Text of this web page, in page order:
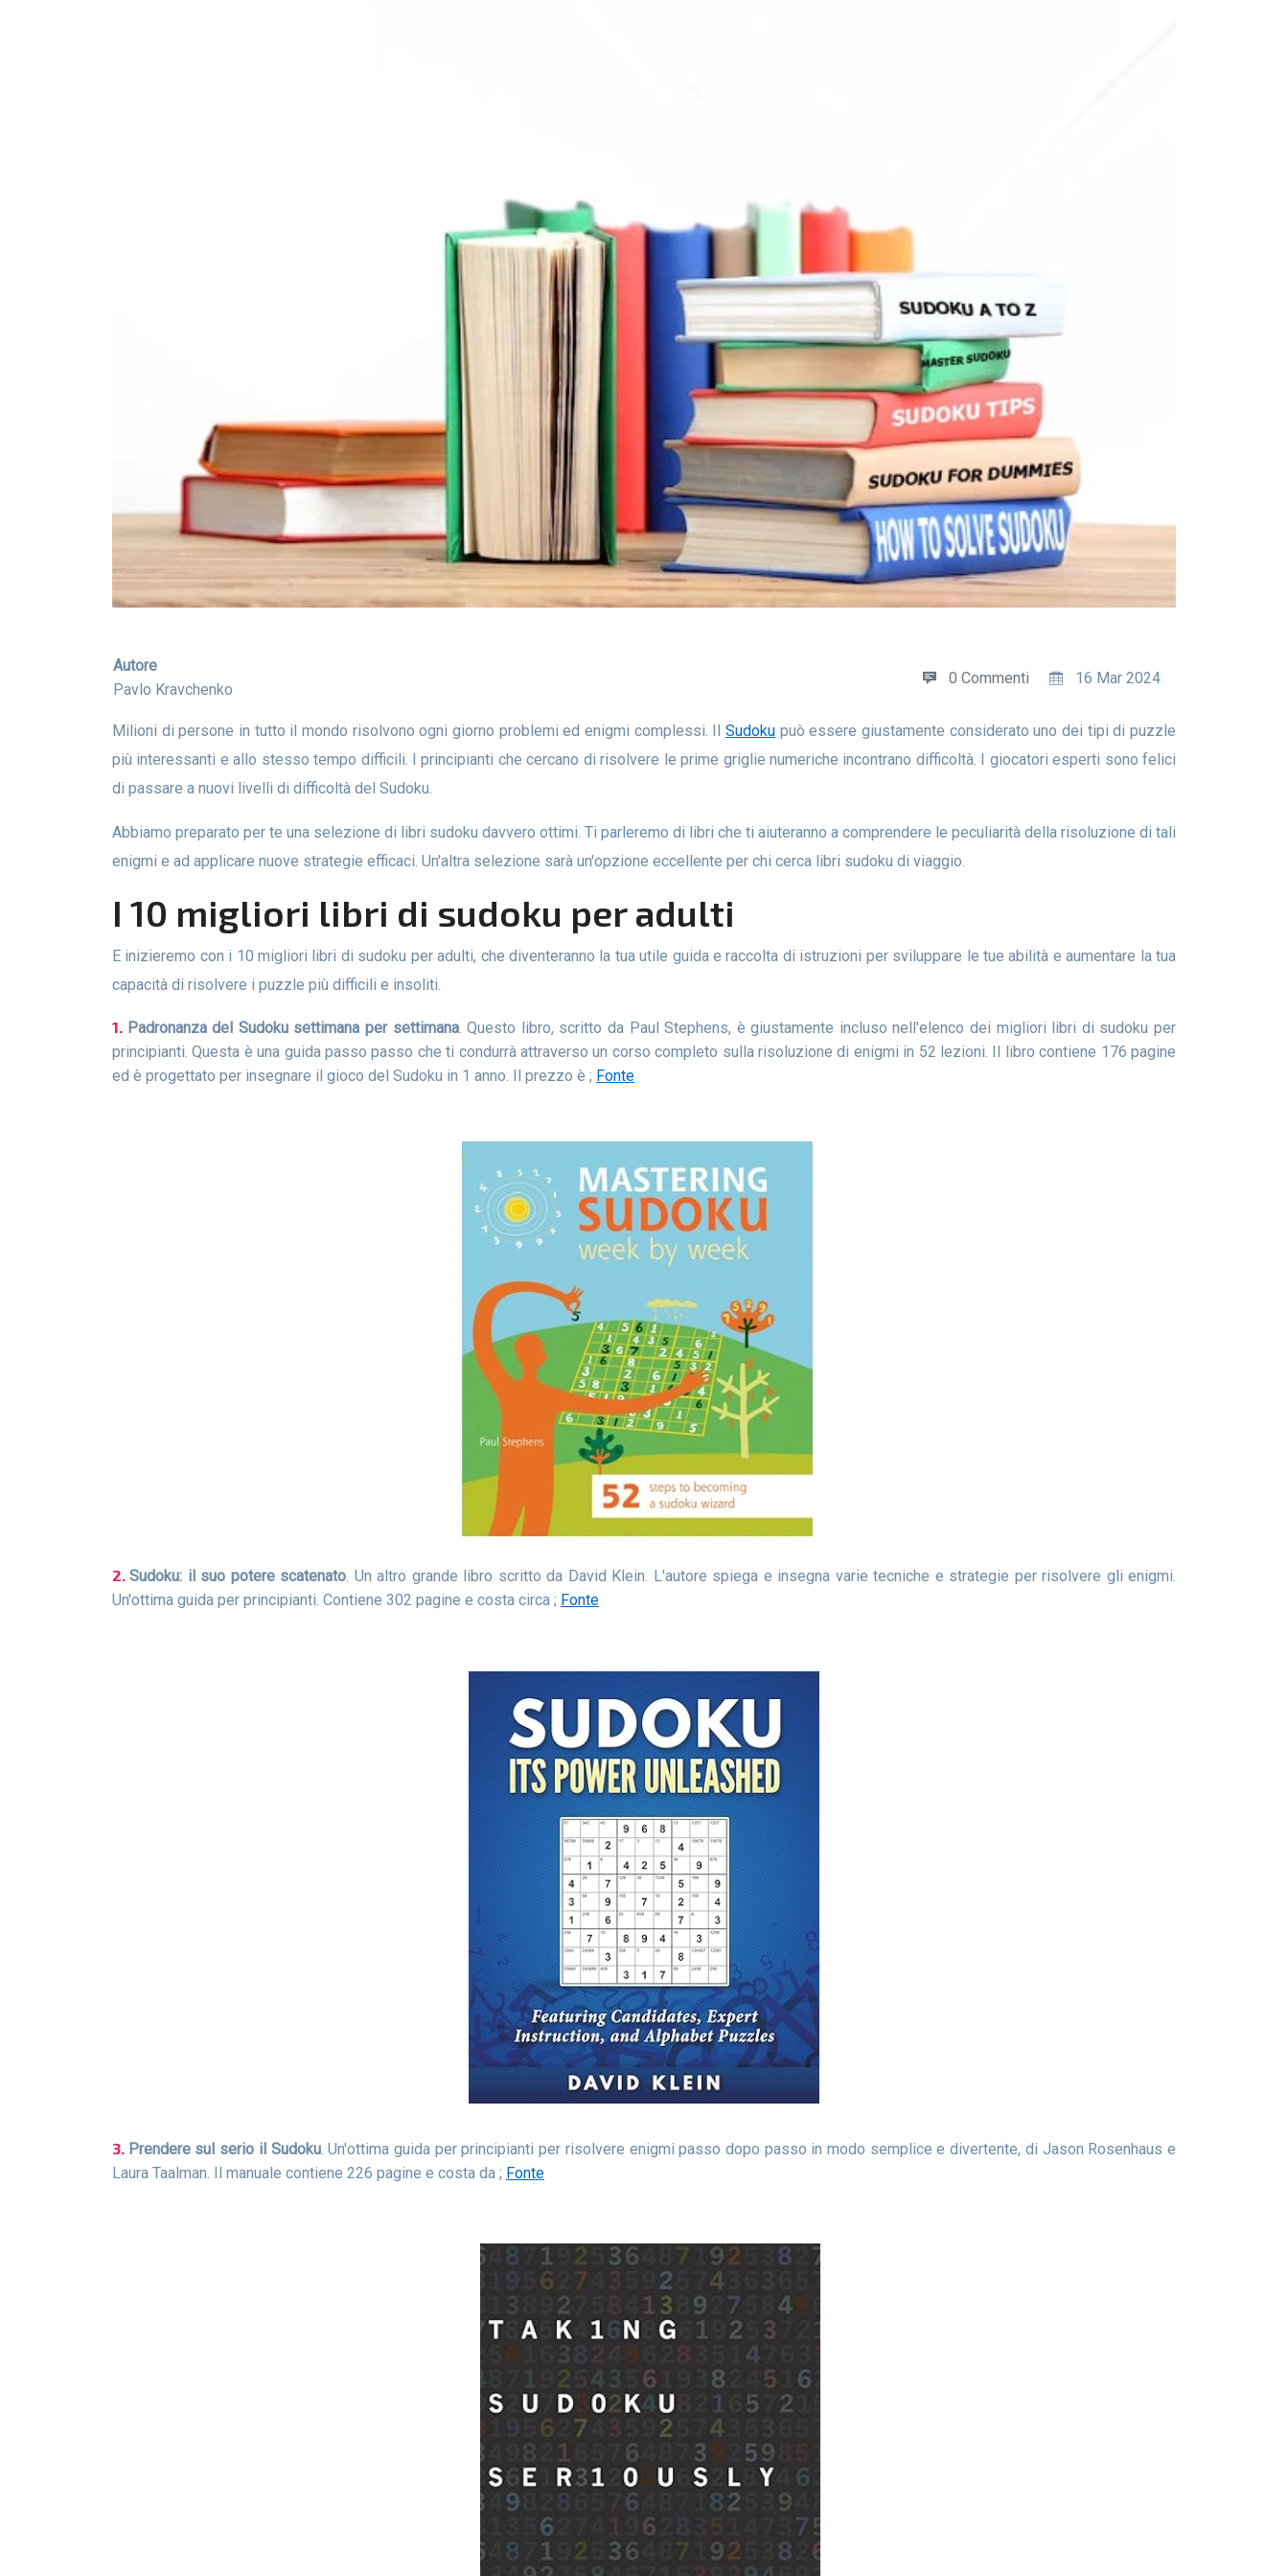
Autore
Pavlo Kravchenko
0 Commenti 16 Mar 2024
Milioni di persone in tutto il mondo risolvono ogni giorno problemi ed enigmi complessi. Il Sudoku può essere giustamente considerato uno dei tipi di puzzle
più interessanti e allo stesso tempo difficili. I principianti che cercano di risolvere le prime griglie numeriche incontrano difficoltà. I giocatori esperti sono felici
di passare a nuovi livelli di difficoltà del Sudoku.
Abbiamo preparato per te una selezione di libri sudoku davvero ottimi. Ti parleremo di libri che ti aiuteranno a comprendere le peculiarità della risoluzione di tali
enigmi e ad applicare nuove strategie efficaci. Un'altra selezione sarà un'opzione eccellente per chi cerca libri sudoku di viaggio.
I 10 migliori libri di sudoku per adulti
E inizieremo con i 10 migliori libri di sudoku per adulti, che diventeranno la tua utile guida e raccolta di istruzioni per sviluppare le tue abilità e aumentare la tua
capacità di risolvere i puzzle più difficili e insoliti.
Padronanza del Sudoku settimana per settimana. Questo libro, scritto da Paul Stephens, è giustamente incluso nell'elenco dei migliori libri di sudoku per
principianti. Questa è una guida passo passo che ti condurrà attraverso un corso completo sulla risoluzione di enigmi in 52 lezioni. Il libro contiene 176 pagine
ed è progettato per insegnare il gioco del Sudoku in 1 anno. Il prezzo è ; Fonte
Sudoku: il suo potere scatenato. Un altro grande libro scritto da David Klein. L'autore spiega e insegna varie tecniche e strategie per risolvere gli enigmi.
Un'ottima guida per principianti. Contiene 302 pagine e costa circa ; Fonte
Prendere sul serio il Sudoku. Un'ottima guida per principianti per risolvere enigmi passo dopo passo in modo semplice e divertente, di Jason Rosenhaus e
Laura Taalman. Il manuale contiene 226 pagine e costa da ; Fonte